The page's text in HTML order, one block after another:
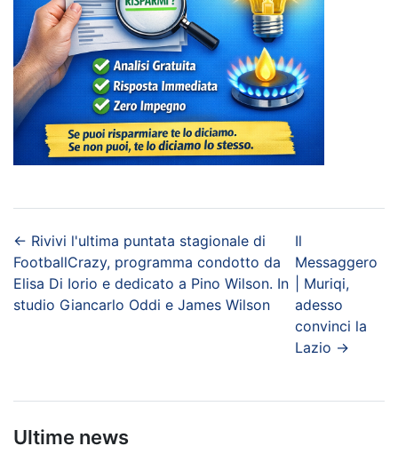
← Rivivi l'ultima puntata stagionale di
FootballCrazy, programma condotto da
Elisa Di Iorio e dedicato a Pino Wilson. In
studio Giancarlo Oddi e James Wilson
Il
Messaggero
| Muriqi,
adesso
convinci la
Lazio →
Ultime news